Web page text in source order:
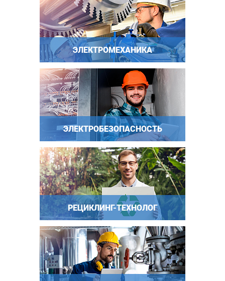
ЭЛЕКТРОМЕХАНИКА
ЭЛЕКТРОБЕЗОПАСНОСТЬ
РЕЦИКЛИНГ-ТЕХНОЛОГ